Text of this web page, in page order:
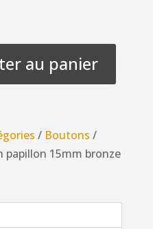
au panier
/ Boutons /
papillon 15mm bronze